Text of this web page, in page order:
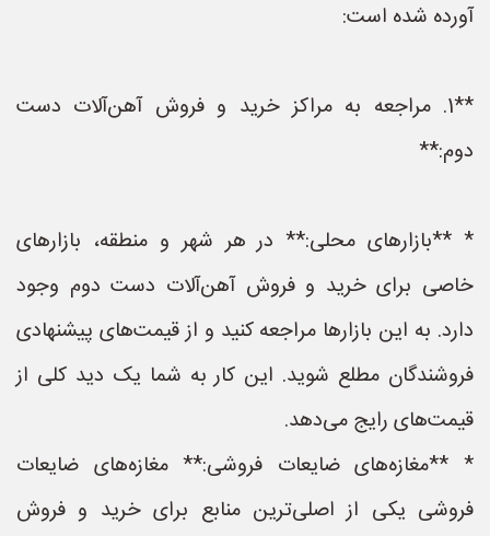
آورده شده است:
**1. مراجعه به مراکز خرید و فروش آهن‌آلات دست
دوم:**
* **بازارهای محلی:** در هر شهر و منطقه، بازارهای
خاصی برای خرید و فروش آهن‌آلات دست دوم وجود
دارد. به این بازارها مراجعه کنید و از قیمت‌های پیشنهادی
فروشندگان مطلع شوید. این کار به شما یک دید کلی از
قیمت‌های رایج می‌دهد.
* **مغازه‌های ضایعات فروشی:** مغازه‌های ضایعات
فروشی یکی از اصلی‌ترین منابع برای خرید و فروش